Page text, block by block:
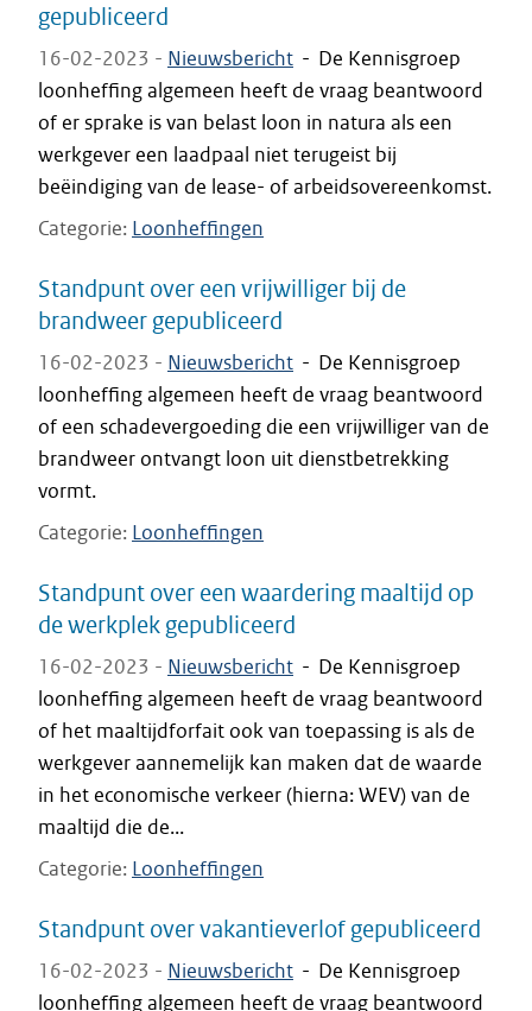
gepubliceerd
16-02-2023 - Nieuwsbericht - De Kennisgroep
loonheffing algemeen heeft de vraag beantwoord
of er sprake is van belast loon in natura als een
werkgever een laadpaal niet terugeist bij
beëindiging van de lease- of arbeidsovereenkomst.
Categorie Loonheffingen
Standpunt over een vrijwilliger bij de
brandweer gepubliceerd
16-02-2023 - Nieuwsbericht - De Kennisgroep
loonheffing algemeen heeft de vraag beantwoord
of een schadevergoeding die een vrijwilliger van de
brandweer ontvangt loon uit dienstbetrekking
vormt.
Categorie Loonheffingen
Standpunt over een waardering maaltijd op
de werkplek gepubliceerd
16-02-2023 - Nieuwsbericht - De Kennisgroep
loonheffing algemeen heeft de vraag beantwoord
of het maaltijdforfait ook van toepassing is als de
werkgever aannemelijk kan maken dat de waarde
in het economische verkeer (hierna: WEV) van de
maaltijd die de...
Categorie Loonheffingen
Standpunt over vakantieverlof gepubliceerd
16-02-2023 - Nieuwsbericht - De Kennisgroep
loonheffing algemeen heeft de vraag beantwoord